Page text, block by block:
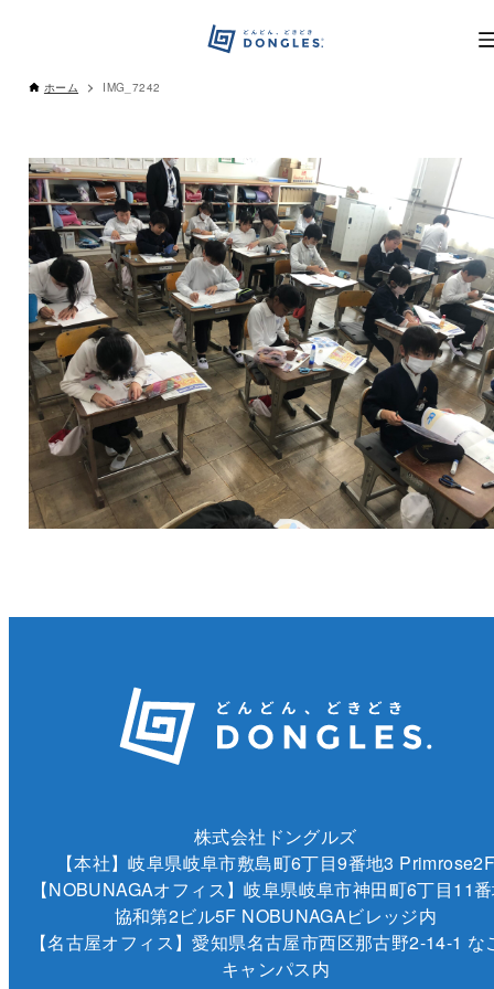
ホーム IMG_7242
株式会社ドングルズ
【本社】岐阜県岐阜市敷島町6丁目9番地3
【NOBUNAGAオフィス】岐阜県岐阜市神田町6丁目11
協和第2ビル5F NOBUNAGAビレッジ内
【名古屋オフィス】愛知県名古屋市西区那古野2-14-1 な
キャンパス内